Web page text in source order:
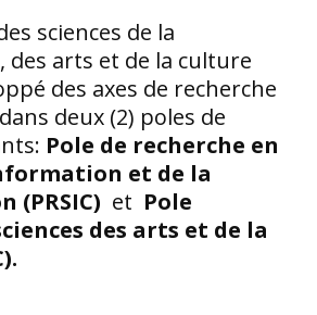
sciences de la
des arts et de la culture
des axes de recherche
deux (2) poles de
Pole de recherche en
et de la
(PRSIC) et Pole
des arts et de la